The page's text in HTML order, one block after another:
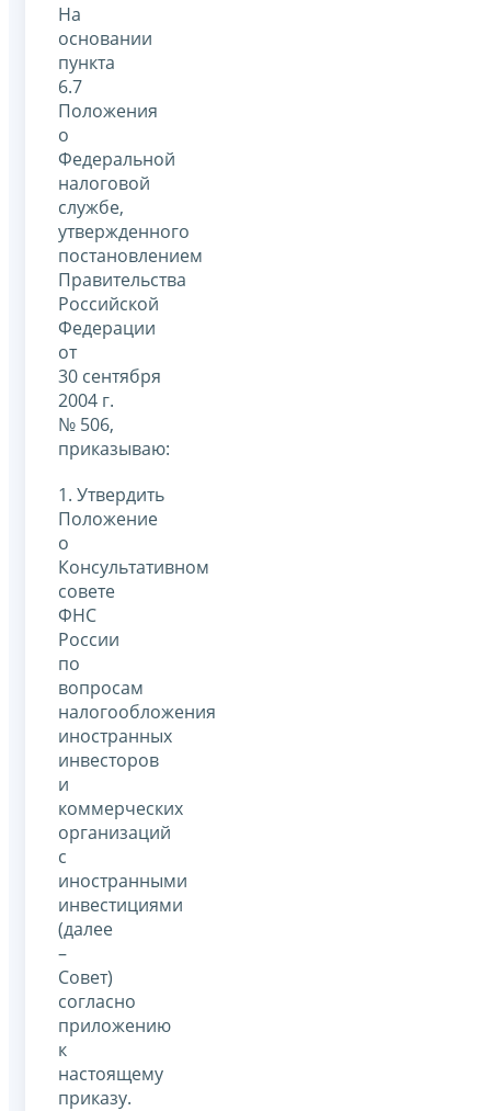
На
основании
пункта
6.7
Положения
о
Федеральной
налоговой
службе,
утвержденного
постановлением
Правительства
Российской
Федерации
от
30 сентября
2004 г.
№ 506,
приказываю:
1. Утвердить
Положение
о
Консультативном
совете
ФНС
России
по
вопросам
налогообложения
иностранных
инвесторов
и
коммерческих
организаций
с
иностранными
инвестициями
(далее
–
Совет)
согласно
приложению
к
настоящему
приказу.